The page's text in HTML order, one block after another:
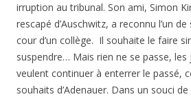
irruption au tribunal. Son ami, Simon
rescapé d’Auschwitz, a reconnu l’un
cour d’un collège. Il souhaite le faire
suspendre… Mais rien ne se passe,
veulent continuer à enterrer le passé,
souhaits d’Adenauer. Dans un souci